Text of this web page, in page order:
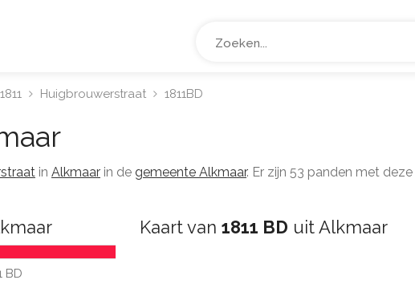
1811 Huigbrouwerstraat 1811BD
in Alkmaar in de gemeente Alkmaar. Er zijn 53 panden met
BD
Kaart van 1811 BD uit Alkmaar